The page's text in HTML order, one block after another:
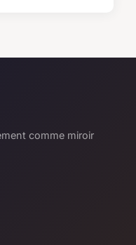
comme miroir